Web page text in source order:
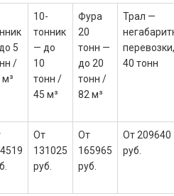
5
/
м³
10-
тонник
— до
10
тонн /
45 м³
Фура
20
тонн —
до 20
тонн /
82 м³
Трал —
40 тонн
От
131025
руб.
От
165965
руб.
От 209640
руб.